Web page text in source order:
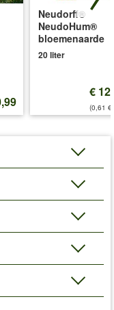
Neudorff®
NeudoHum®
bloemenaarde
20 liter
€
(0,61